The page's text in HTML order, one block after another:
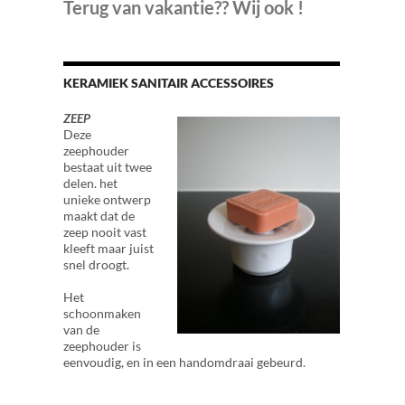
Terug van vakantie?? Wij ook !
KERAMIEK SANITAIR ACCESSOIRES
ZEEP
Deze
zeephouder
bestaat uit twee
delen. het
unieke ontwerp
maakt dat de
zeep nooit vast
kleeft maar juist
snel droogt.
Het
schoonmaken
van de
zeephouder is
eenvoudig, en in een handomdraai gebeurd.